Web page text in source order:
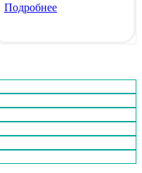
Подробнее